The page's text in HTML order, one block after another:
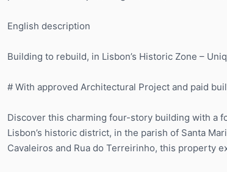
English description
Building to rebuild, in Lisbon’s Historic Zone –
# With approved Architectural Project and paid
Discover this charming four-story building with a
Lisbon’s historic district, in the parish of Santa
Cavaleiros and Rua do Terreirinho, this property